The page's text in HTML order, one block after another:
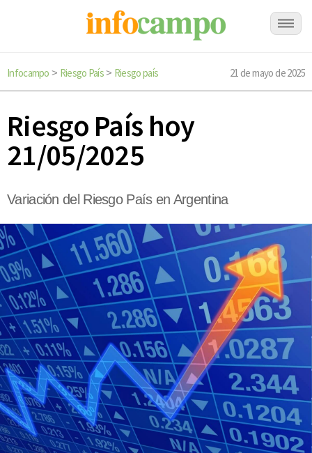
Infocampo > Riesgo País> Riesgo país 21 de mayo de 2025
Riesgo País hoy
21/05/2025
Variación del Riesgo País en Argentina